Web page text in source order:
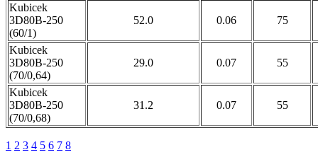
Kubicek
3D80B-250
(60/1)
52.0 0.06 75
Kubicek
3D80B-250
(70/0,64)
29.0 0.07 55
Kubicek
3D80B-250
(70/0,68)
31.2 0.07 55
1 2 3 4 5 6 7 8